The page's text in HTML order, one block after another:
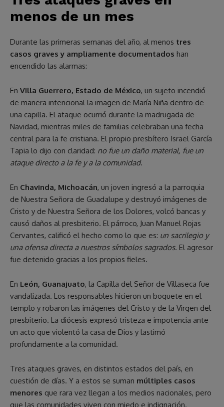
menos de un mes
Durante las primeras semanas del año, al menos tres
casos graves y ampliamente documentados han
encendido las alarmas:
En Villa Guerrero, Estado de México, un sujeto incendió
de manera intencional la imagen de María Niña dentro de
una capilla. El ataque ocurrió durante la madrugada de
Navidad, mientras miles de familias celebraban una fecha
central para la fe cristiana. El propio presbítero Israel García
Tapia lo dijo con claridad: no fue un daño material, fue un
ataque directo a la fe y a la comunidad.
En Chavinda, Michoacán, un joven ingresó a la parroquia
de Nuestra Señora de Guadalupe y destruyó imágenes de
Cristo y de Nuestra Señora de los Dolores, volcó bancas y
causó daños al presbiterio. El párroco, Juan Manuel Rojas
Cervantes, calificó el hecho como lo que es: un sacrilegio y
una ofensa directa a nuestros símbolos sagrados. El agresor
fue detenido gracias a los propios fieles.
En León, Guanajuato, la Capilla del Señor de Villaseca fue
vandalizada. Los responsables hicieron un boquete en el
templo y robaron las imágenes del Cristo y de la Virgen del
presbiterio. La diócesis expresó tristeza e impotencia ante
un acto que violentó la casa de Dios y lastimó
profundamente a la comunidad.
Tres ataques graves, en distintos estados del país, en
cuestión de días. Y a estos se suman múltiples casos
menores que rara vez llegan a los medios nacionales, pero
que las comunidades viven con miedo e indignación.